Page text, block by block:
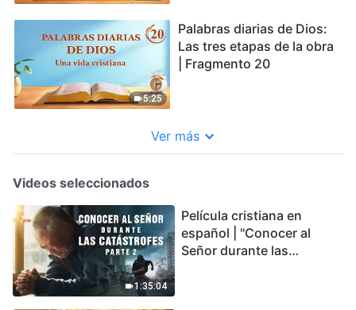
5:25
Palabras diarias de Dios:
Las tres etapas de la obra
| Fragmento 20
Ver más
Videos seleccionados
1:35:04
Película cristiana en
español | "Conocer al
Señor durante las